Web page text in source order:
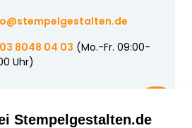
8048 04 03 (Mo.-Fr. 09:00-
Uhr)
Stempelgestalten.de